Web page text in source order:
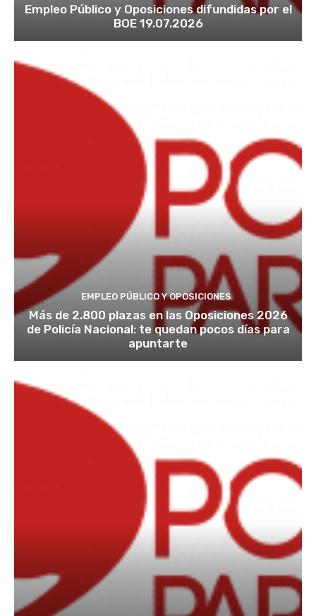
Empleo Público y Oposiciones difundidas por el
BOE 19.07.2026
EMPLEO PÚBLICO Y OPOSICIONES
Más de 2.800 plazas en las Oposiciones 2026
de Policía Nacional: te quedan pocos días para
apuntarte